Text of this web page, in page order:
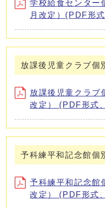
学校給食センター
月改定）(PDF形
放課後児童クラブ個
放課後児童クラブ
改定） (PDF形式
予科練平和記念館個
予科練平和記念館
改定） (PDF形式